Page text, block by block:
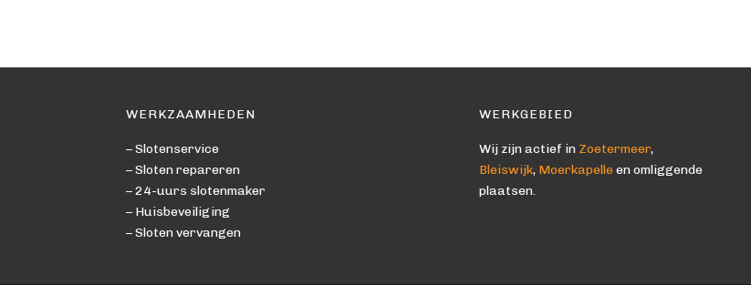
WERKZAAMHEDEN
– Slotenservice
– Sloten repareren
– 24-uurs slotenmaker
– Huisbeveiliging
– Sloten vervangen
WERKGEBIED
Wij zijn actief in Zoetermeer,
Bleiswijk, Moerkapelle en omliggende
plaatsen.